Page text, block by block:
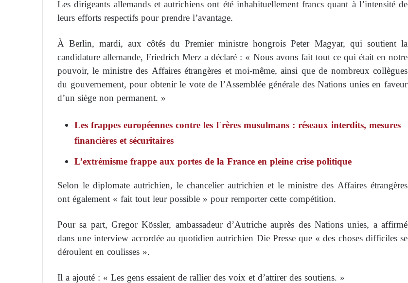
Les dirigeants allemands et autrichiens ont été inhabituellement francs quant à l’intensité de
leurs efforts respectifs pour prendre l’avantage.
À Berlin, mardi, aux côtés du Premier ministre hongrois Peter Magyar, qui soutient la
candidature allemande, Friedrich Merz a déclaré : « Nous avons fait tout ce qui était en notre
pouvoir, le ministre des Affaires étrangères et moi-même, ainsi que de nombreux collègues
du gouvernement, pour obtenir le vote de l’Assemblée générale des Nations unies en faveur
d’un siège non permanent. »
Les frappes européennes contre les Frères musulmans : réseaux interdits, mesures
financières et sécuritaires
L’extrémisme frappe aux portes de la France en pleine crise politique
Selon le diplomate autrichien, le chancelier autrichien et le ministre des Affaires étrangères
ont également « fait tout leur possible » pour remporter cette compétition.
Pour sa part, Gregor Kössler, ambassadeur d’Autriche auprès des Nations unies, a affirmé
dans une interview accordée au quotidien autrichien Die Presse que « des choses difficiles se
déroulent en coulisses ».
Il a ajouté : « Les gens essaient de rallier des voix et d’attirer des soutiens. »